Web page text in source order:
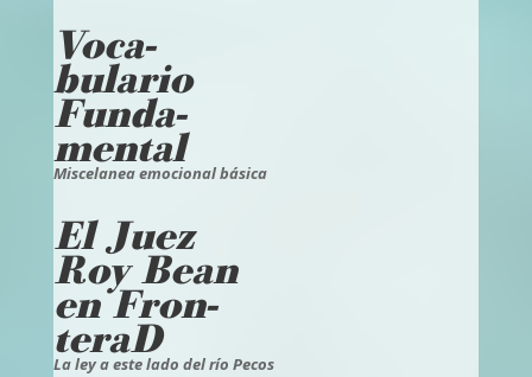
Voca-
bulario
Funda-
mental
Miscelanea emocional básica
El Juez
Roy Bean
en Fron-
teraD
La ley a este lado del río Pecos